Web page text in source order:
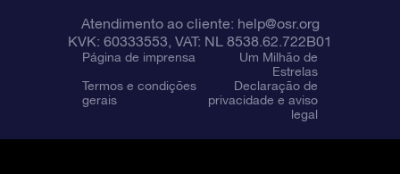
Atendimento ao cliente: help@osr.org
KVK: 60333553, VAT: NL 8538.62.722B01
Página de imprensa
Um Milhão de
Estrelas
Termos e condições
gerais
Declaração de
privacidade e aviso
legal